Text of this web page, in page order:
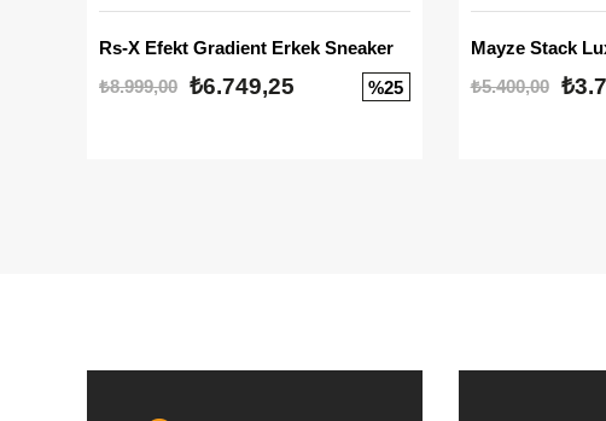
Rs-X Efekt Gradient Erkek Sneaker
₺8.999,00 ₺6.749,25 %25
₺5.400,00